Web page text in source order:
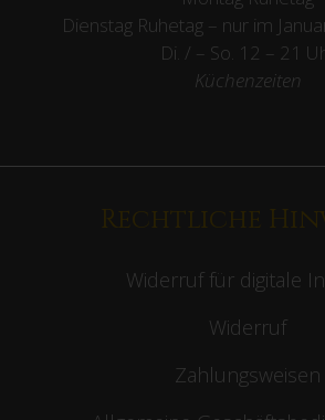
Dienstag Ruhetag – nur im
Di. / – So. 12 – 21
Küchenzeiten
Rechtliche
Widerruf für digitale
Widerruf
Zahlungsweisen